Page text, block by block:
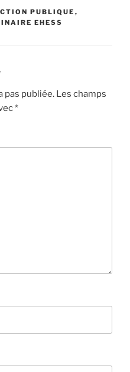
PUBLIQUE ,
EHESS
pas publiée. Les champs
*